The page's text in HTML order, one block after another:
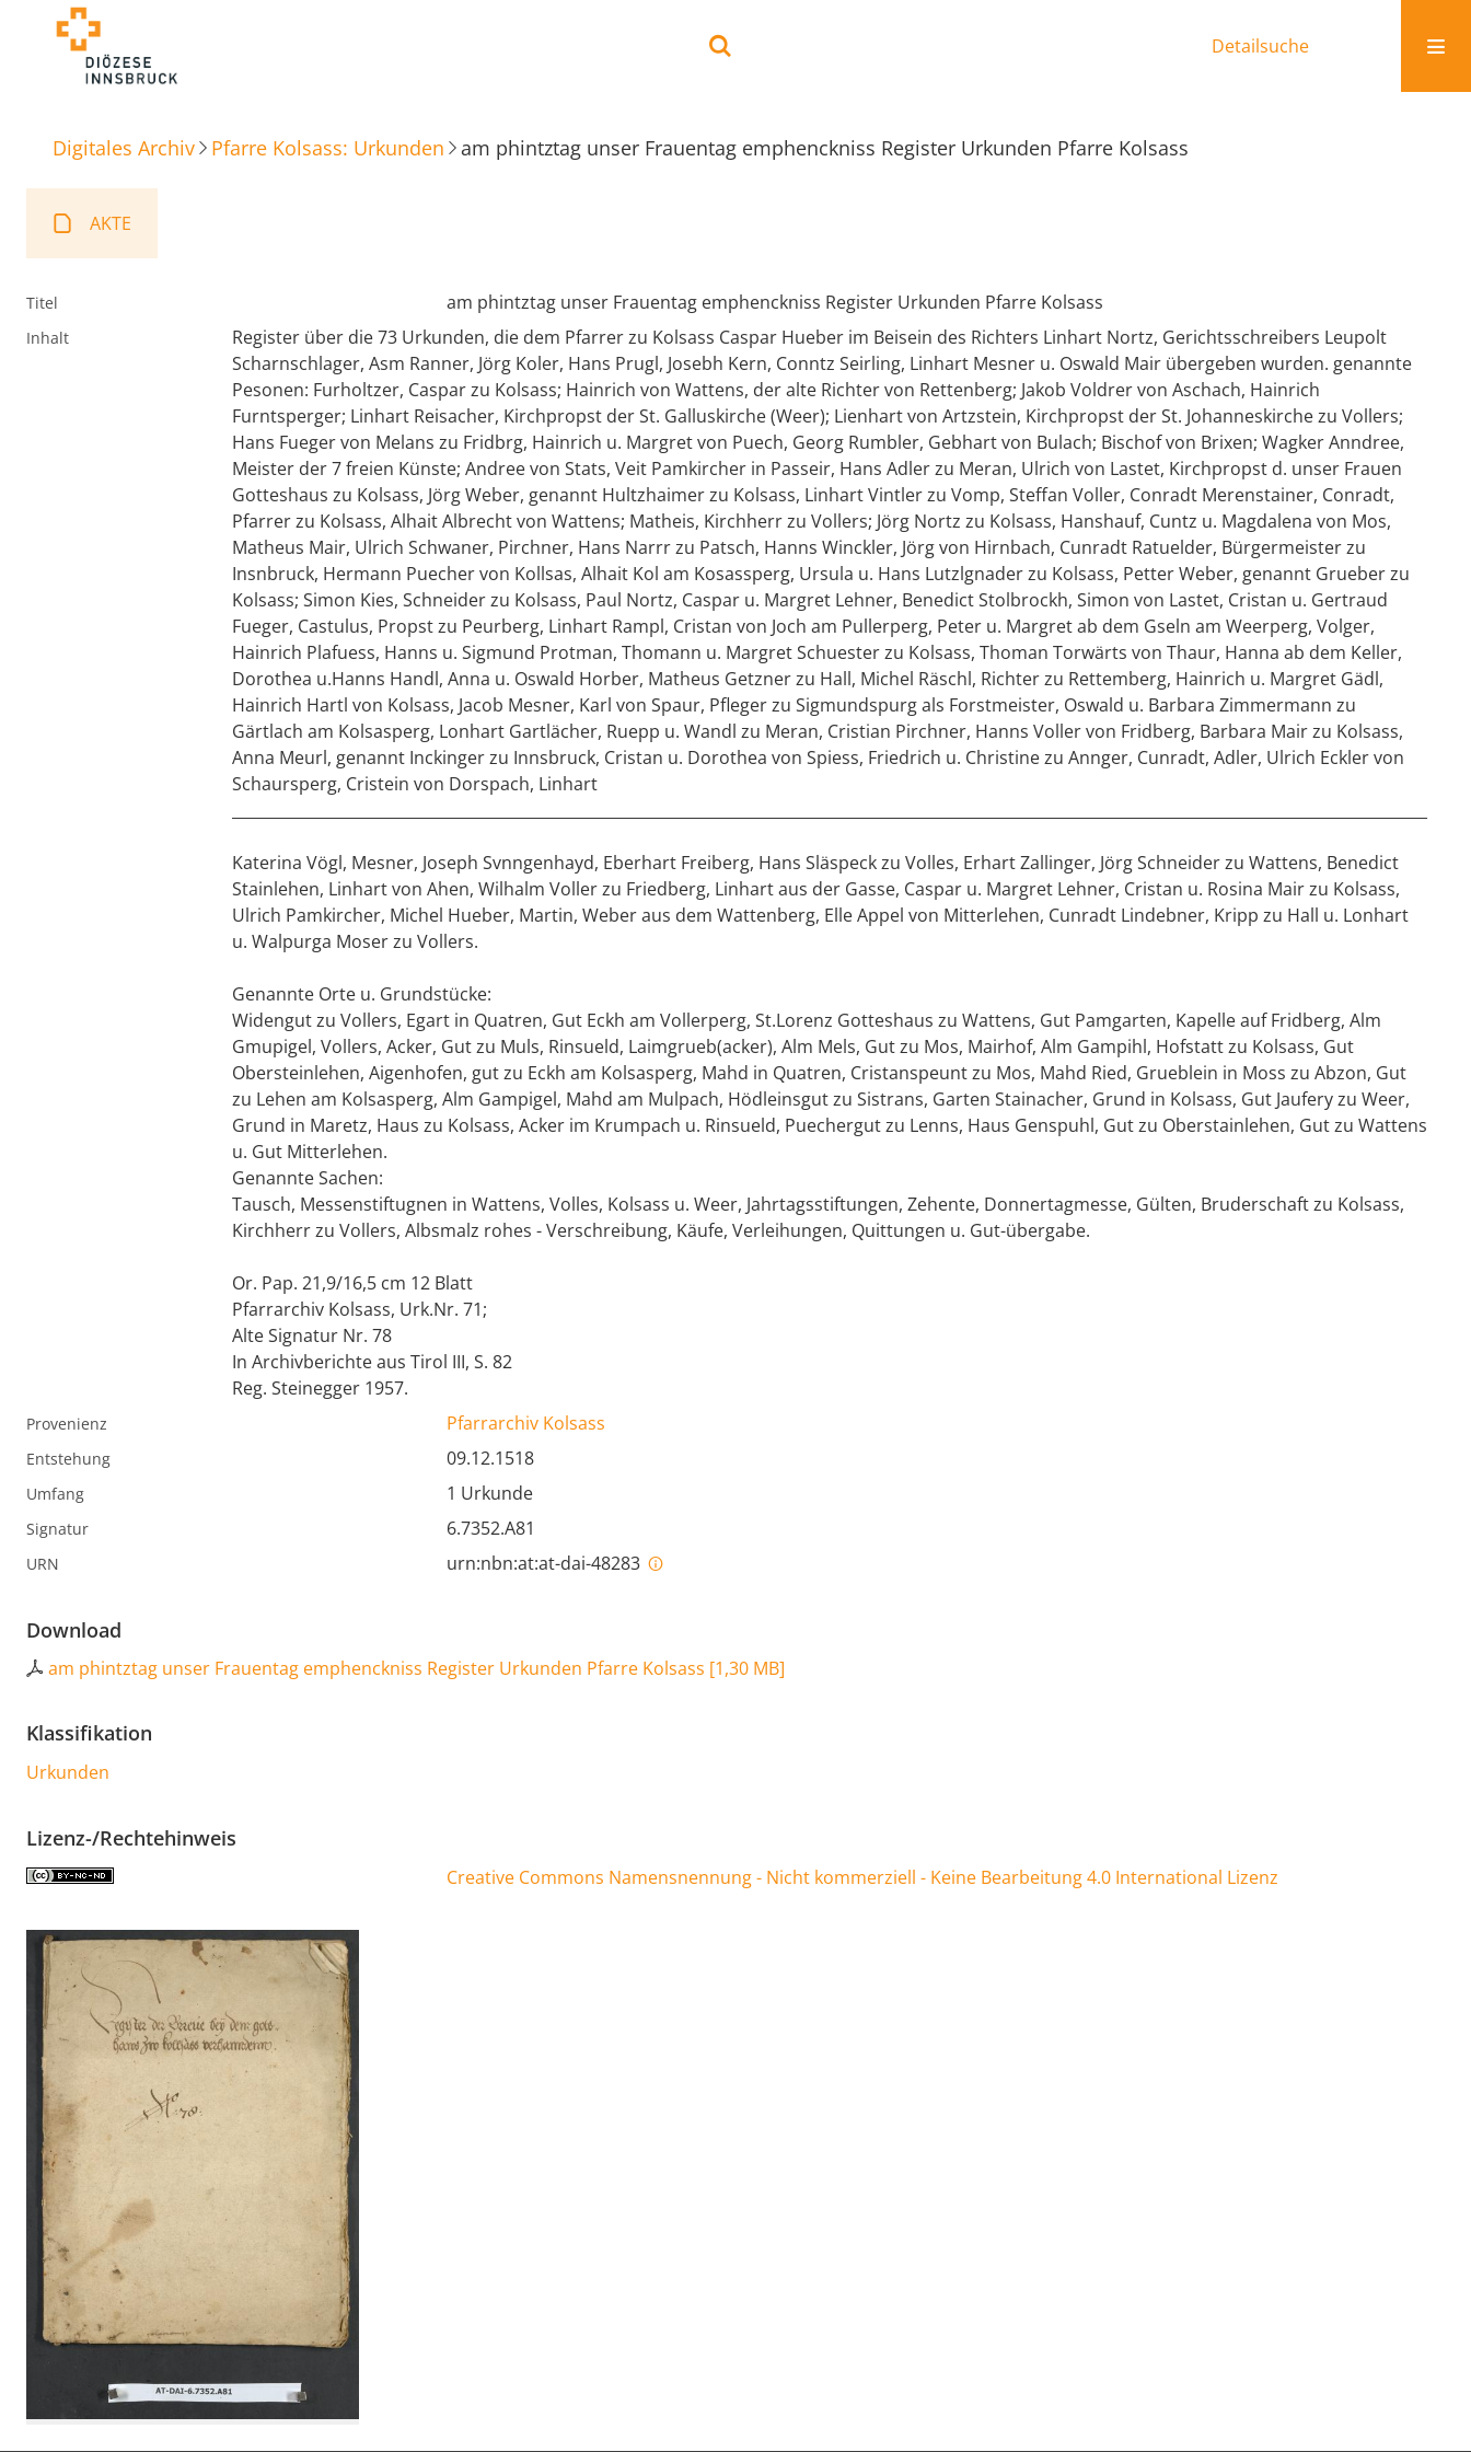
Detailsuche
Digitales Archiv Pfarre Kolsass: Urkunden am phintztag unser Frauentag emphenckniss Register Urkunden Pfarre Kolsass
AKTE
Titel am phintztag unser Frauentag emphenckniss Register Urkunden Pfarre Kolsass
Inhalt
Register über die 73 Urkunden, die dem Pfarrer zu Kolsass Caspar Hueber im Beisein des Richters Linhart Nortz, Gerichtsschreibers Leupolt
Scharnschlager, Asm Ranner, Jörg Koler, Hans Prugl, Josebh Kern, Conntz Seirling, Linhart Mesner u. Oswald Mair übergeben wurden. genannte
Pesonen: Furholtzer, Caspar zu Kolsass; Hainrich von Wattens, der alte Richter von Rettenberg; Jakob Voldrer von Aschach, Hainrich
Furntsperger; Linhart Reisacher, Kirchpropst der St. Galluskirche (Weer); Lienhart von Artzstein, Kirchpropst der St. Johanneskirche zu Vollers;
Hans Fueger von Melans zu Fridbrg, Hainrich u. Margret von Puech, Georg Rumbler, Gebhart von Bulach; Bischof von Brixen; Wagker Anndree,
Meister der 7 freien Künste; Andree von Stats, Veit Pamkircher in Passeir, Hans Adler zu Meran, Ulrich von Lastet, Kirchpropst d. unser Frauen
Gotteshaus zu Kolsass, Jörg Weber, genannt Hultzhaimer zu Kolsass, Linhart Vintler zu Vomp, Steffan Voller, Conradt Merenstainer, Conradt,
Pfarrer zu Kolsass, Alhait Albrecht von Wattens; Matheis, Kirchherr zu Vollers; Jörg Nortz zu Kolsass, Hanshauf, Cuntz u. Magdalena von Mos,
Matheus Mair, Ulrich Schwaner, Pirchner, Hans Narrr zu Patsch, Hanns Winckler, Jörg von Hirnbach, Cunradt Ratuelder, Bürgermeister zu
Insnbruck, Hermann Puecher von Kollsas, Alhait Kol am Kosassperg, Ursula u. Hans Lutzlgnader zu Kolsass, Petter Weber, genannt Grueber zu
Kolsass; Simon Kies, Schneider zu Kolsass, Paul Nortz, Caspar u. Margret Lehner, Benedict Stolbrockh, Simon von Lastet, Cristan u. Gertraud
Fueger, Castulus, Propst zu Peurberg, Linhart Rampl, Cristan von Joch am Pullerperg, Peter u. Margret ab dem Gseln am Weerperg, Volger,
Hainrich Plafuess, Hanns u. Sigmund Protman, Thomann u. Margret Schuester zu Kolsass, Thoman Torwärts von Thaur, Hanna ab dem Keller,
Dorothea u.Hanns Handl, Anna u. Oswald Horber, Matheus Getzner zu Hall, Michel Räschl, Richter zu Rettemberg, Hainrich u. Margret Gädl,
Hainrich Hartl von Kolsass, Jacob Mesner, Karl von Spaur, Pfleger zu Sigmundspurg als Forstmeister, Oswald u. Barbara Zimmermann zu
Gärtlach am Kolsasperg, Lonhart Gartlächer, Ruepp u. Wandl zu Meran, Cristian Pirchner, Hanns Voller von Fridberg, Barbara Mair zu Kolsass,
Anna Meurl, genannt Inckinger zu Innsbruck, Cristan u. Dorothea von Spiess, Friedrich u. Christine zu Annger, Cunradt, Adler, Ulrich Eckler von
Schaursperg, Cristein von Dorspach, Linhart
Katerina Vögl, Mesner, Joseph Svnngenhayd, Eberhart Freiberg, Hans Släspeck zu Volles, Erhart Zallinger, Jörg Schneider zu Wattens, Benedict
Stainlehen, Linhart von Ahen, Wilhalm Voller zu Friedberg, Linhart aus der Gasse, Caspar u. Margret Lehner, Cristan u. Rosina Mair zu Kolsass,
Ulrich Pamkircher, Michel Hueber, Martin, Weber aus dem Wattenberg, Elle Appel von Mitterlehen, Cunradt Lindebner, Kripp zu Hall u. Lonhart
u. Walpurga Moser zu Vollers.
Genannte Orte u. Grundstücke:
Widengut zu Vollers, Egart in Quatren, Gut Eckh am Vollerperg, St.Lorenz Gotteshaus zu Wattens, Gut Pamgarten, Kapelle auf Fridberg, Alm
Gmupigel, Vollers, Acker, Gut zu Muls, Rinsueld, Laimgrueb(acker), Alm Mels, Gut zu Mos, Mairhof, Alm Gampihl, Hofstatt zu Kolsass, Gut
Obersteinlehen, Aigenhofen, gut zu Eckh am Kolsasperg, Mahd in Quatren, Cristanspeunt zu Mos, Mahd Ried, Grueblein in Moss zu Abzon, Gut
zu Lehen am Kolsasperg, Alm Gampigel, Mahd am Mulpach, Hödleinsgut zu Sistrans, Garten Stainacher, Grund in Kolsass, Gut Jaufery zu Weer,
Grund in Maretz, Haus zu Kolsass, Acker im Krumpach u. Rinsueld, Puechergut zu Lenns, Haus Genspuhl, Gut zu Oberstainlehen, Gut zu Wattens
u. Gut Mitterlehen.
Genannte Sachen:
Tausch, Messenstiftugnen in Wattens, Volles, Kolsass u. Weer, Jahrtagsstiftungen, Zehente, Donnertagmesse, Gülten, Bruderschaft zu Kolsass,
Kirchherr zu Vollers, Albsmalz rohes - Verschreibung, Käufe, Verleihungen, Quittungen u. Gut-übergabe.
Or. Pap. 21,9/16,5 cm 12 Blatt
Pfarrarchiv Kolsass, Urk.Nr. 71;
Alte Signatur Nr. 78
In Archivberichte aus Tirol III, S. 82
Reg. Steinegger 1957.
Provenienz Pfarrarchiv Kolsass
Entstehung 09.12.1518
Umfang 1 Urkunde
Signatur 6.7352.A81
URN urn:nbn:at:at-dai-48283
Download
am phintztag unser Frauentag emphenckniss Register Urkunden Pfarre Kolsass [1,30 MB]
Klassifikation
Urkunden
Lizenz-/Rechtehinweis
Creative Commons Namensnennung - Nicht kommerziell - Keine Bearbeitung 4.0 International Lizenz